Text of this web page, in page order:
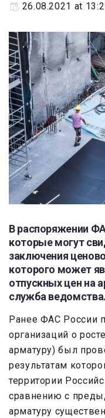
26.08.2021 at
В распоряжении
которые могут
заключения
которого может
отпускных цен на
служба ведомства.
Ранее ФАС России
организаций о
арматуру) был
результатам
территории
сравнению с
арматуру